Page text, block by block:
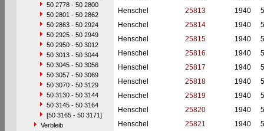
50 2778 - 50 2800
50 2801 - 50 2862
50 2863 - 50 2924
50 2925 - 50 2949
50 2950 - 50 3012
50 3013 - 50 3044
50 3045 - 50 3056
50 3057 - 50 3069
50 3070 - 50 3129
50 3130 - 50 3144
50 3145 - 50 3164
[50 3165 - 50 3171]
Verbleib
Henschel
25813 1940
Henschel
25814 1940
Henschel
25815 1940
Henschel
25816 1940
Henschel
25817 1940
Henschel
25818 1940
Henschel
25819 1940
Henschel
25820 1940
Henschel
25821 1940